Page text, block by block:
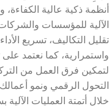
أنظمة ذكية عالية
الآلية للمؤسسات
تقليل التكاليف، تسريع
واستمرارية، كما نعتمد
لتمكين فرق العمل من
التحول الرقمي ونمو
خلال أتمتة العمليات الآلية